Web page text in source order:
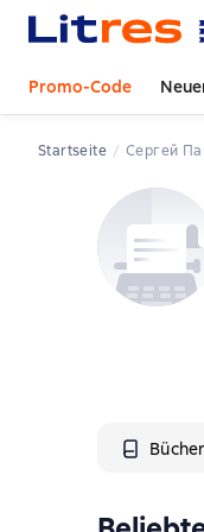
Promo-Code
Startseite Сергей
Bücher
Слайдер с
Слайдер с